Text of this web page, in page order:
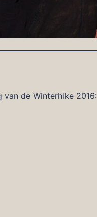
van de Winterhike 2016: